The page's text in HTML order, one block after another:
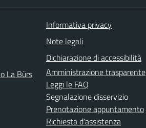
La Bürs
Informativa privacy
Note legali
Dichiarazione di accessibilità
Amministrazione trasparente
Leggi le FAQ
Segnalazione disservizio
Prenotazione appuntamento
Richiesta d'assistenza